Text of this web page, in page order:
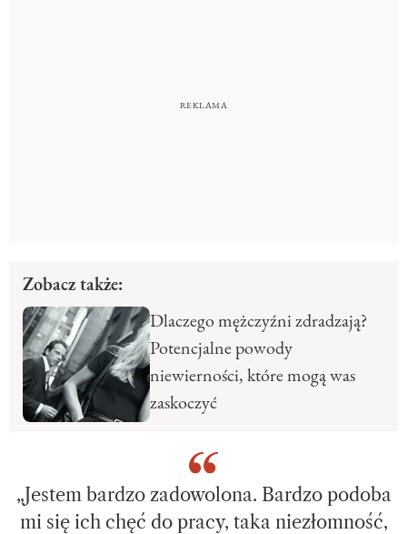
Zobacz także:
Dlaczego mężczyźni zdradzają?
Potencjalne powody
niewierności, które mogą was
zaskoczyć
„Jestem bardzo zadowolona. Bardzo podoba
mi się ich chęć do pracy, taka niezłomność,